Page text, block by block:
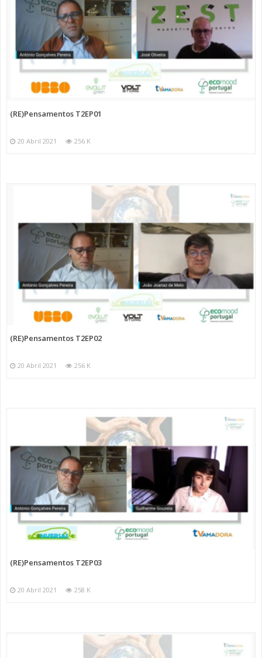
(RE)Pensamentos T2EP01
20 Abril 2021 256 K
(RE)Pensamentos T2EP02
20 Abril 2021 256 K
(RE)Pensamentos T2EP03
20 Abril 2021 258 K